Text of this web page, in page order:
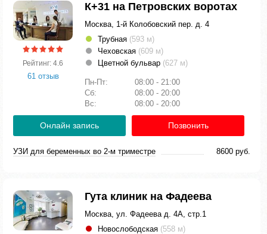
Рейтинг: 4.6
61 отзыв
К+31 на Петровских воротах
Москва, 1-й Колобовский пер. д. 4
Трубная (593 м)
Чеховская (609 м)
Цветной бульвар (627 м)
Пн-Пт:
08:00 - 21:00
Сб:
08:00 - 20:00
Вс:
08:00 - 20:00
Онлайн запись Позвонить
УЗИ для беременных во 2-м триместре 8600 руб.
Гута клиник на Фадеева
Москва, ул. Фадеева д. 4А, стр.1
Новослободская (558 м)